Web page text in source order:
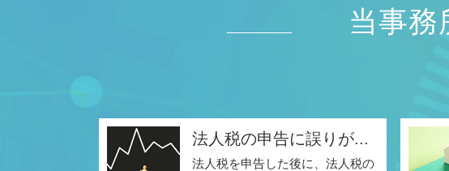
当事務
法人税の申告に誤りが...
法人税を申告した後に、法人税の